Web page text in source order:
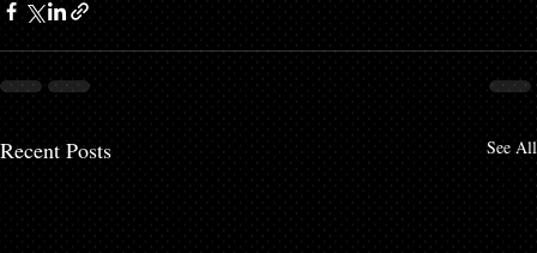
Recent Posts See All